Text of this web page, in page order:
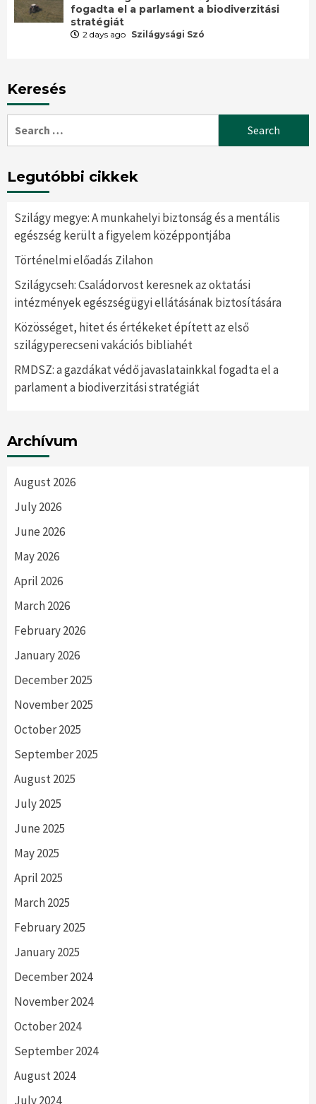
fogadta el a parlament a biodiverzitási
stratégiát
2 days ago Szilágysági Szó
Keresés
for:
Legutóbbi cikkek
Szilágy megye: A munkahelyi biztonság és a mentális
egészség került a figyelem középpontjába
Történelmi előadás Zilahon
Szilágycseh: Családorvost keresnek az oktatási
intézmények egészségügyi ellátásának biztosítására
Közösséget, hitet és értékeket épített az első
szilágyperecseni vakációs bibliahét
RMDSZ: a gazdákat védő javaslatainkkal fogadta el a
parlament a biodiverzitási stratégiát
Archívum
August 2026
July 2026
June 2026
May 2026
April 2026
March 2026
February 2026
January 2026
December 2025
November 2025
October 2025
September 2025
August 2025
July 2025
June 2025
May 2025
April 2025
March 2025
February 2025
January 2025
December 2024
November 2024
October 2024
September 2024
August 2024
July 2024